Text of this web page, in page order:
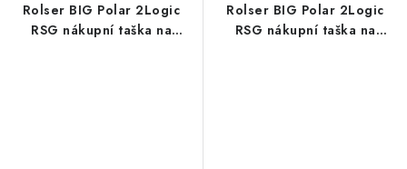
Rolser BIG Polar 2Logic
RSG nákupní taška na
Rolser BIG Polar 2Logic
RSG nákupní taška na